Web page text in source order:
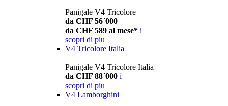
Panigale V4 Tricolore
da CHF 56´000
da CHF 589 al mese* i
scopri di piu
V4 Tricolore Italia
Panigale V4 Tricolore Italia
da CHF 88´000 i
scopri di piu
V4 Lamborghini